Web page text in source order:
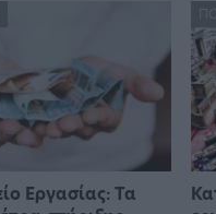
Εργασίας: Τα